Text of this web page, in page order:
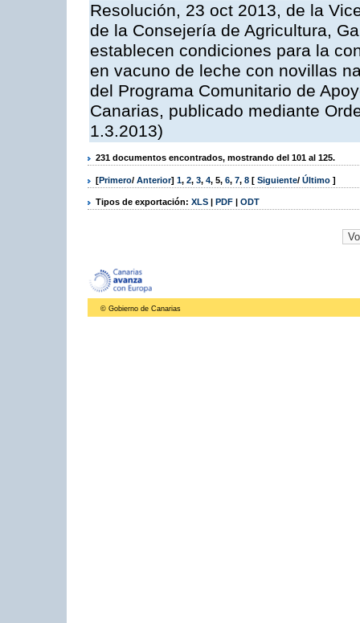
Resolución, 23 oct 2013, de la
de la Consejería de Agricultura,
establecen condiciones para la
en vacuno de leche con novillas
del Programa Comunitario de
Canarias, publicado mediante
1.3.2013)
231 documentos encontrados, mostrando del 101 al 125.
[Primero/ Anterior] 1, 2, 3, 4, 5, 6, 7, 8 [ Siguiente/ Último ]
Tipos de exportación: XLS | PDF | ODT
© Gobierno de Canarias